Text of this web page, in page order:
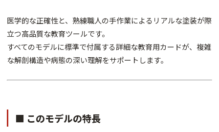
医学的な正確性と、熟練職人の手作業によるリアルな塗装が際
立つ高品質な教育ツールです。
すべてのモデルに標準で付属する詳細な教育用カードが、複雑
な解剖構造や病態の深い理解をサポートします。
■ このモデルの特長